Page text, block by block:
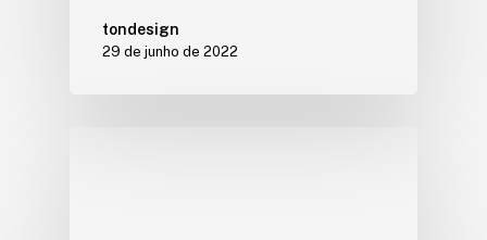
tondesign
29 de junho de 2022